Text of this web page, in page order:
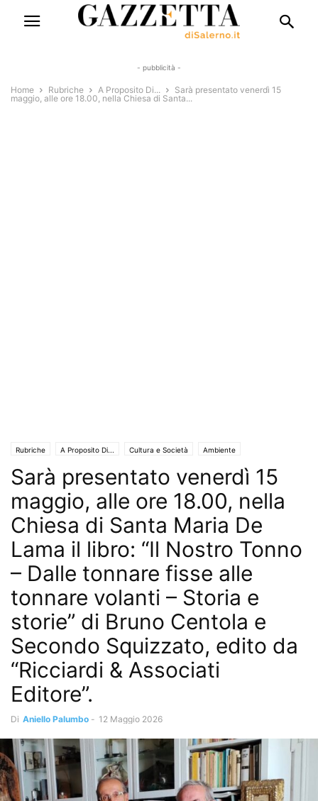
- pubblicità -
Home Rubriche A Proposito Di...
Sarà presentato venerdì 15
maggio, alle ore 18.00, nella Chiesa di Santa...
Rubriche A Proposito Di... Cultura e Società Ambiente
Associazionismo Aziende e Professionisti Cronaca
Turismo e Sapori Eventi Eventi e Manifestazioni Interviste Lavoro
Libri e Poesia Saggi & Romanzi Salute e Benessere Territori
Storia del territorio
Sarà presentato venerdì 15
maggio, alle ore 18.00, nella
Chiesa di Santa Maria De
Lama il libro: “Il Nostro Tonno
– Dalle tonnare fisse alle
tonnare volanti – Storia e
storie” di Bruno Centola e
Secondo Squizzato, edito da
“Ricciardi & Associati
Editore”.
Di Aniello Palumbo - 12 Maggio 2026